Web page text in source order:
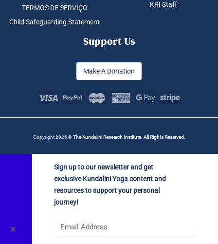
TERMOS DE SERVIÇO
Child Safeguarding Statement
KRI Staff
Support Us
Make A Donation
Copyright 2026 ©The Kundalini Research Institute. All Rights Reserved.
✕
Sign up to our newsletter and get
exclusive Kundalini Yoga content and
resources to support your personal
journey!